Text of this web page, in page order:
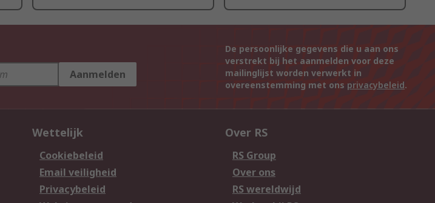
Aanmelden
De persoonlijke gegevens die u aan ons
verstrekt bij het aanmelden voor deze
mailinglijst worden verwerkt in
overeenstemming met ons privacybeleid.
Wettelijk
Cookiebeleid
Email veiligheid
Privacybeleid
Over RS
RS Group
Over ons
RS wereldwijd